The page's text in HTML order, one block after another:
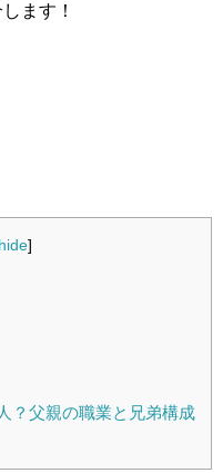
ます！
]
？父親の職業と兄弟構成